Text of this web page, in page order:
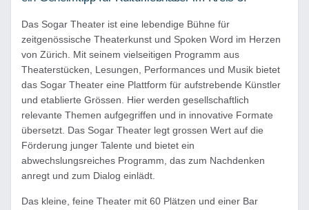
Das Sogar Theater ist eine lebendige Bühne für
zeitgenössische Theaterkunst und Spoken Word im Herzen
von Zürich. Mit seinem vielseitigen Programm aus
Theaterstücken, Lesungen, Performances und Musik bietet
das Sogar Theater eine Plattform für aufstrebende Künstler
und etablierte Grössen. Hier werden gesellschaftlich
relevante Themen aufgegriffen und in innovative Formate
übersetzt. Das Sogar Theater legt grossen Wert auf die
Förderung junger Talente und bietet ein
abwechslungsreiches Programm, das zum Nachdenken
anregt und zum Dialog einlädt.
Das kleine, feine Theater mit 60 Plätzen und einer Bar